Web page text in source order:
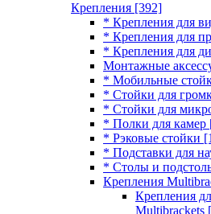
Крепления [392]
* Крепления для
* Крепления для
* Крепления для
Монтажные
* Мобильные
* Стойки для
* Стойки для
* Полки для камер
* Рэковые стойки
* Подставки для
* Столы и
Крепления
Крепления
Multibrackets